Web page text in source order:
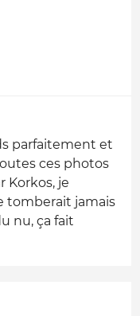
parfaitement et
ces photos
Korkos, je
tomberait jamais
nu, ça fait